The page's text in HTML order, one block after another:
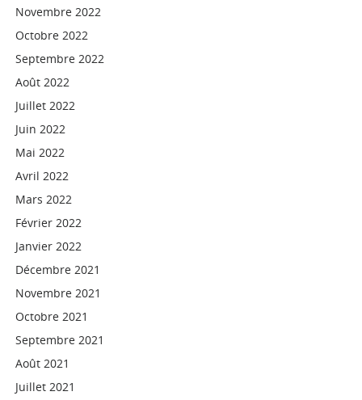
Novembre 2022
Octobre 2022
Septembre 2022
Août 2022
Juillet 2022
Juin 2022
Mai 2022
Avril 2022
Mars 2022
Février 2022
Janvier 2022
Décembre 2021
Novembre 2021
Octobre 2021
Septembre 2021
Août 2021
Juillet 2021